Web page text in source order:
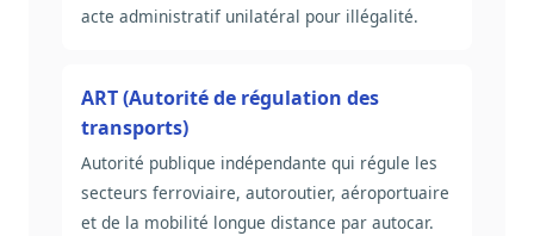
acte administratif unilatéral pour illégalité.
ART (Autorité de régulation des
transports)
Autorité publique indépendante qui régule les
secteurs ferroviaire, autoroutier, aéroportuaire
et de la mobilité longue distance par autocar.